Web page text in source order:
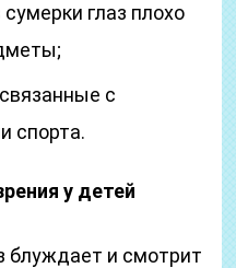
глаз плохо
с
спорта.
у детей
блуждает и смотрит